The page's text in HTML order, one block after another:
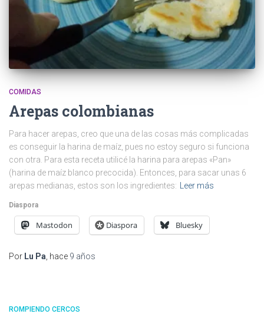
COMIDAS
Arepas colombianas
Para hacer arepas, creo que una de las cosas más complicadas
es conseguir la harina de maíz, pues no estoy seguro si funciona
con otra. Para esta receta utilicé la harina para arepas «Pan»
(harina de maíz blanco precocida). Entonces, para sacar unas 6
arepas medianas, estos son los ingredientes:
Leer más
Diaspora
Mastodon Diaspora Bluesky
Por Lu Pa , hace 9 años
ROMPIENDO CERCOS